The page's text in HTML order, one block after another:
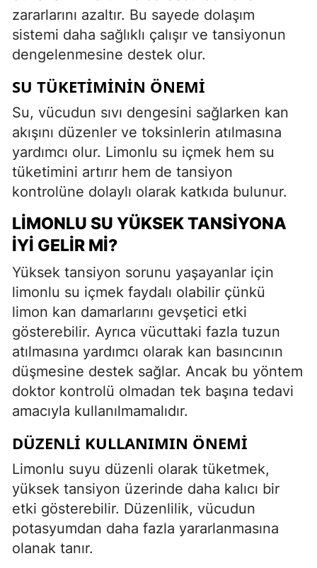
zararlarını azaltır. Bu sayede dolaşım
sistemi daha sağlıklı çalışır ve tansiyonun
dengelenmesine destek olur.
SU TÜKETIMININ ÖNEMI
Su, vücudun sıvı dengesini sağlarken kan
akışını düzenler ve toksinlerin atılmasına
yardımcı olur. Limonlu su içmek hem su
tüketimini artırır hem de tansiyon
kontrolüne dolaylı olarak katkıda bulunur.
LIMONLU SU YÜKSEK TANSIYONA
İYI GELIR MI?
Yüksek tansiyon sorunu yaşayanlar için
limonlu su içmek faydalı olabilir çünkü
limon kan damarlarını gevşetici etki
gösterebilir. Ayrıca vücuttaki fazla tuzun
atılmasına yardımcı olarak kan basıncının
düşmesine destek sağlar. Ancak bu yöntem
doktor kontrolü olmadan tek başına tedavi
amacıyla kullanılmamalıdır.
DÜZENLI KULLANIMIN ÖNEMI
Limonlu suyu düzenli olarak tüketmek,
yüksek tansiyon üzerinde daha kalıcı bir
etki gösterebilir. Düzenlilik, vücudun
potasyumdan daha fazla yararlanmasına
olanak tanır.